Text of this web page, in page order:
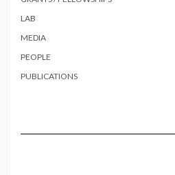
LAB
MEDIA
PEOPLE
PUBLICATIONS